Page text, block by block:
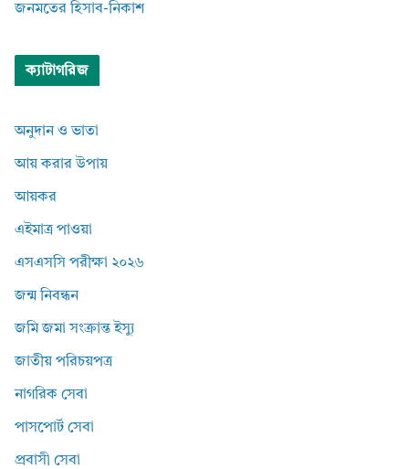
জনমতের হিসাব-নিকাশ
ক্যাটাগরিজ
অনুদান ও ভাতা
আয় করার উপায়
আয়কর
এইমাত্র পাওয়া
এসএসসি পরীক্ষা ২০২৬
জন্ম নিবন্ধন
জমি জমা সংক্রান্ত ইস্যু
জাতীয় পরিচয়পত্র
নাগরিক সেবা
পাসপোর্ট সেবা
প্রবাসী সেবা